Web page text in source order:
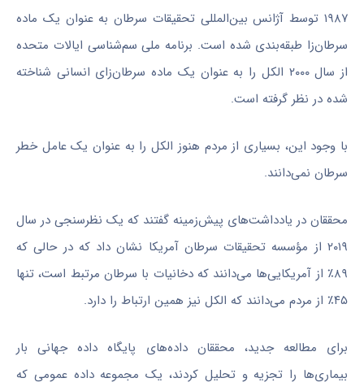
۱۹۸۷ توسط آژانس بین‌المللی تحقیقات سرطان به عنوان یک ماده
سرطان‌زا طبقه‌بندی شده است. برنامه ملی سم‌شناسی ایالات متحده
از سال ۲۰۰۰ الکل را به عنوان یک ماده سرطان‌زای انسانی شناخته
شده در نظر گرفته است.
با وجود این، بسیاری از مردم هنوز الکل را به عنوان یک عامل خطر
سرطان نمی‌دانند.
محققان در یادداشت‌های پیش‌زمینه گفتند که یک نظرسنجی در سال
۲۰۱۹ از مؤسسه تحقیقات سرطان آمریکا نشان داد که در حالی که
۸۹٪ از آمریکایی‌ها می‌دانند که دخانیات با سرطان مرتبط است، تنها
۴۵٪ از مردم می‌دانند که الکل نیز همین ارتباط را دارد.
برای مطالعه جدید، محققان داده‌های پایگاه داده جهانی بار
بیماری‌ها را تجزیه و تحلیل کردند، یک مجموعه داده عمومی که